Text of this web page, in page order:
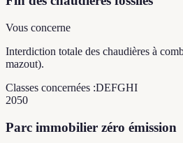
Vous concerne
Interdiction totale des chaudières à
mazout).
Classes concernées :DEFGHI
2050
Parc immobilier zéro émission